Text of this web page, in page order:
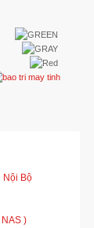
Nội Bộ
)